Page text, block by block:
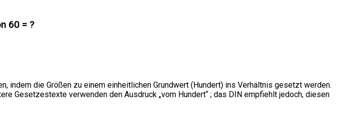
60 = ?
indem die Größen zu einem einheitlichen Grundwert (Hundert) ins Verhältnis gesetzt werden.
Gesetzestexte verwenden den Ausdruck „vom Hundert“ ; das DIN empfiehlt jedoch, diesen